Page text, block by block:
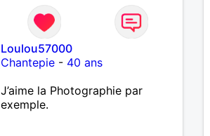
Loulou57000
Chantepie- 40 ans
J’aime la Photographie par
exemple.